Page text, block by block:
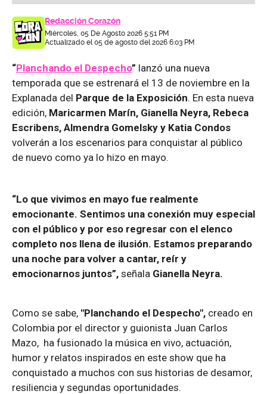
Redacción Corazón
Miércoles, 05 De Agosto 2026 5:51 PM
Actualizado el 05 de agosto del 2026 6:03 PM
“Planchando el Despecho” lanzó una nueva
temporada que se estrenará el 13 de noviembre en la
Explanada del Parque de la Exposición. En esta nueva
edición, Maricarmen Marín, Gianella Neyra, Rebeca
Escribens, Almendra Gomelsky y Katia Condos
volverán a los escenarios para conquistar al público
de nuevo como ya lo hizo en mayo.
“Lo que vivimos en mayo fue realmente
emocionante. Sentimos una conexión muy especial
con el público y por eso regresar con el elenco
completo nos llena de ilusión. Estamos preparando
una noche para volver a cantar, reír y
emocionarnos juntos”, señala Gianella Neyra.
Como se sabe, "Planchando el Despecho", creado en
Colombia por el director y guionista Juan Carlos
Mazo, ha fusionado la música en vivo, actuación,
humor y relatos inspirados en este show que ha
conquistado a muchos con sus historias de desamor,
resiliencia y segundas oportunidades.